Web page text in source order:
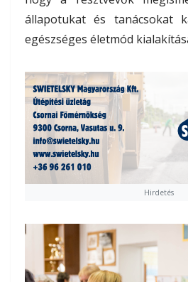
állapotukat és tanácsokat
egészséges életmód
Hirdetés